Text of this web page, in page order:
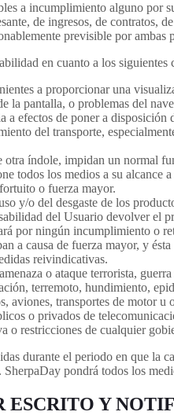
a incumplimiento alguno por
de ingresos, de contratos,
previsible por
en cuanto a los siguientes
a proporcionar una
la pantalla, o problemas del
efectos de poner a
del transporte,
otra índole, impidan un normal
todos los medios a su alcance
o fuerza mayor.
y/o del desgaste de los
del Usuario devolver el
por ningún incumplimiento o
a causa de fuerza mayor, y
reivindicativas.
o ataque terrorista,
terremoto, hundimiento,
aviones, transportes de motor
o privados de
o restricciones de cualquier
durante el periodo en que
pondrá todos los
ESCRITO Y